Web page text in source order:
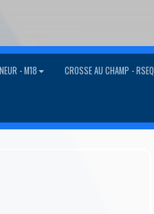
- M18 CROSSE AU CHAMP - RSEQ